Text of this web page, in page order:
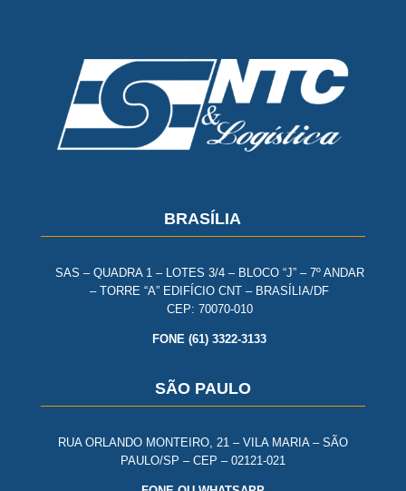
BRASÍLIA
SAS – QUADRA 1 – LOTES 3/4 – BLOCO “J” – 7º ANDAR
– TORRE “A” EDIFÍCIO CNT – BRASÍLIA/DF
CEP: 70070-010
FONE (61) 3322-3133
SÃO PAULO
RUA ORLANDO MONTEIRO, 21 – VILA MARIA – SÃO
PAULO/SP – CEP – 02121-021